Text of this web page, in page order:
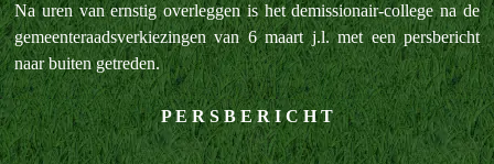
Na uren van ernstig overleggen is het demissionair-college na de
gemeenteraadsverkiezingen van 6 maart j.l. met een persbericht
naar buiten getreden.
P E R S B E R I C H T